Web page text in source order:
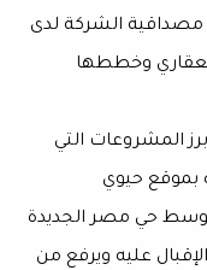
مصداقية الشركة لدى
وخططها
المشروعات التي
بموقع حيوي
حي مصر الجديدة
عليه ويرفع من